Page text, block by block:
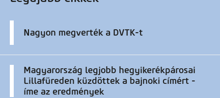
Nagyon megverték a DVTK-t
Magyarország legjobb hegyikerékpárosai
Lillafüreden küzdöttek a bajnoki címért -
íme az eredmények